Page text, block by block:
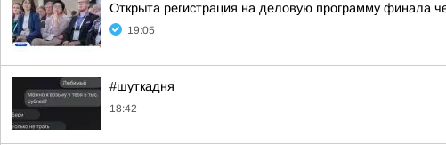
Открыта регистрация на деловую программу
19:05
#шуткадня
18:42